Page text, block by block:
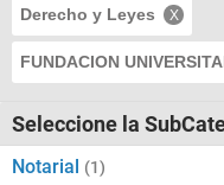
Derecho y Leyes
FUNDACION
Seleccione la
Notarial (1)